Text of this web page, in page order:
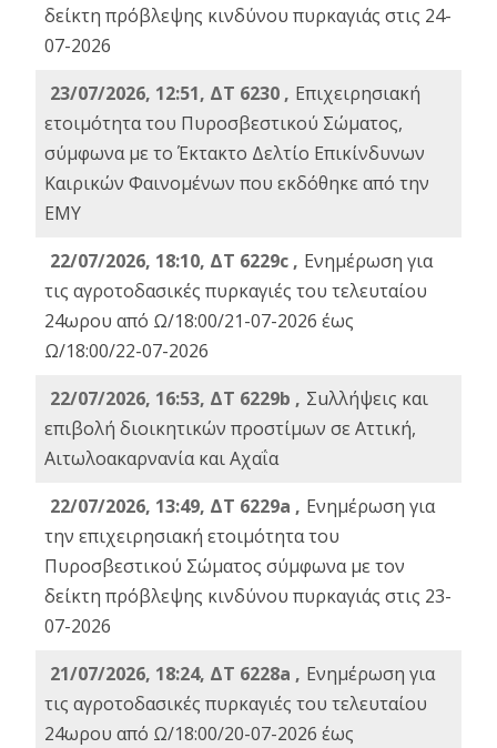
δείκτη πρόβλεψης κινδύνου πυρκαγιάς στις 24-
07-2026
23/07/2026, 12:51, ΔΤ 6230 , Επιχειρησιακή
ετοιμότητα του Πυροσβεστικού Σώματος,
σύμφωνα με το Έκτακτο Δελτίο Επικίνδυνων
Καιρικών Φαινομένων που εκδόθηκε από την
ΕΜΥ
22/07/2026, 18:10, ΔΤ 6229c , Ενημέρωση για
τις αγροτοδασικές πυρκαγιές του τελευταίου
24ωρου από Ω/18:00/21-07-2026 έως
Ω/18:00/22-07-2026
22/07/2026, 16:53, ΔΤ 6229b , Σuλλήψεις και
επιβολή διοικητικών προστίμων σε Αττική,
Αιτωλοακαρνανία και Αχαΐα
22/07/2026, 13:49, ΔΤ 6229a , Ενημέρωση για
την επιχειρησιακή ετοιμότητα του
Πυροσβεστικού Σώματος σύμφωνα με τον
δείκτη πρόβλεψης κινδύνου πυρκαγιάς στις 23-
07-2026
21/07/2026, 18:24, ΔΤ 6228a , Ενημέρωση για
τις αγροτοδασικές πυρκαγιές του τελευταίου
24ωρου από Ω/18:00/20-07-2026 έως